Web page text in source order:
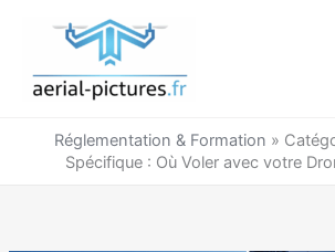
Réglementation & Formation »
Spécifique : Où Voler avec votre